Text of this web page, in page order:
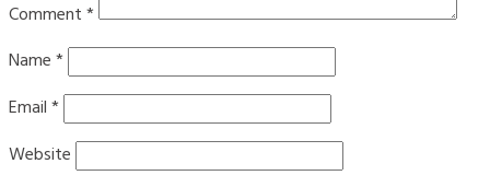
Comment*
Name*
Email*
Website